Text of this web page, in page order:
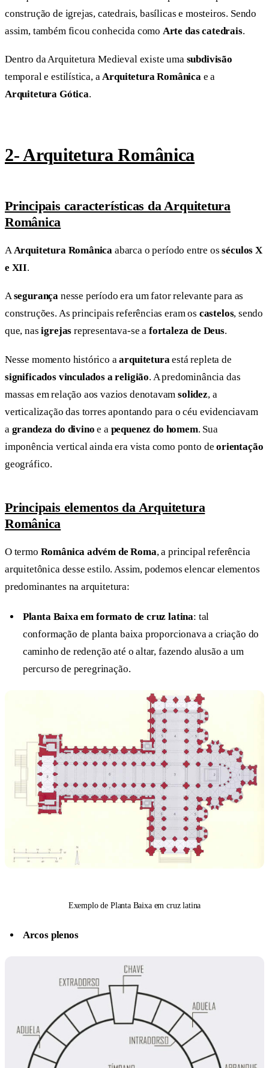
construção de igrejas, catedrais, basílicas e mosteiros. Sendo
assim, também ficou conhecida como Arte das catedrais.
Dentro da Arquitetura Medieval existe uma subdivisão
temporal e estilística, aArquitetura Românicae a
Arquitetura Gótica.
2- Arquitetura Românica
Principais características da Arquitetura
Românica
A Arquitetura Românica abarca o período entre osséculos X
e XII.
Asegurança nesse período era um fator relevante para as
construções. As principais referências eram os castelos, sendo
que, nasigrejas representava-se a fortaleza de Deus.
Nesse momento histórico aarquiteturaestá repleta de
significados vinculados a religião. A predominância das
massas em relação aos vazios denotavamsolidez, a
verticalização das torres apontando para o céu evidenciavam
a grandeza do divino e a pequenez do homem. Sua
imponência vertical ainda era vista como ponto deorientação
geográfico.
Principais elementos da Arquitetura
Românica
O termo Românica advém de Roma, a principal referência
arquitetônica desse estilo. Assim, podemos elencar elementos
predominantes na arquitetura:
Planta Baixa em formato de cruz latina: tal
conformação de planta baixa proporcionava a criação do
caminho de redenção até o altar, fazendo alusão a um
percurso de peregrinação.
Exemplo de Planta Baixa em cruz latina
Arcos plenos